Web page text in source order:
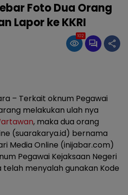
Foto Dua Orang
Lapor ke KKRI
102
– Terkait oknum Pegawai
melakukan ulah nya
, maka dua orang
(suarakarya.id) bernama
Media Online (inijabar.com)
Pegawai Kejaksaan Negeri
telah menyalah gunakan Kode